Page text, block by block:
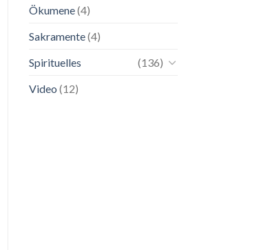
Ökumene(4)
Sakramente(4)
Spirituelles
(136)
Video (12)